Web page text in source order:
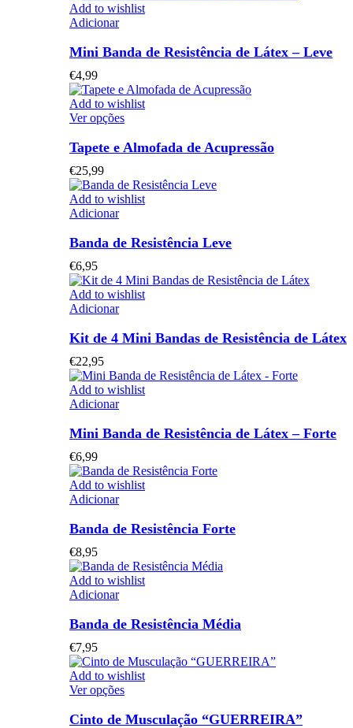
Add to wishlist
Adicionar
Mini Banda de Resistência de Látex – Leve
€4,99
Add to wishlist
Ver opçõesThis
has
The
options
chosen
the
product
page
Tapete e Almofada de Acupressão
€25,99
Add to wishlist
Adicionar
Banda de Resistência Leve
€6,95
Add to wishlist
Adicionar
Kit de 4 Mini Bandas de Resistência de Látex
€22,95
Add to wishlist
Adicionar
Mini Banda de Resistência de Látex – Forte
€6,99
Add to wishlist
Adicionar
Banda de Resistência Forte
€8,95
Add to wishlist
Adicionar
Banda de Resistência Média
€7,95
Add to wishlist
Ver opçõesThis
has
Cinto de Musculação “GUERREIRA”